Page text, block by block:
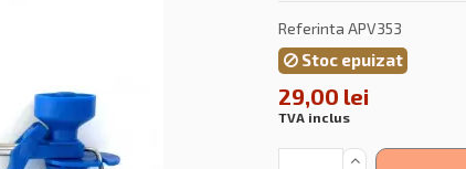
Referinta APV353
Stoc epuizat
29,00 lei
TVA inclus